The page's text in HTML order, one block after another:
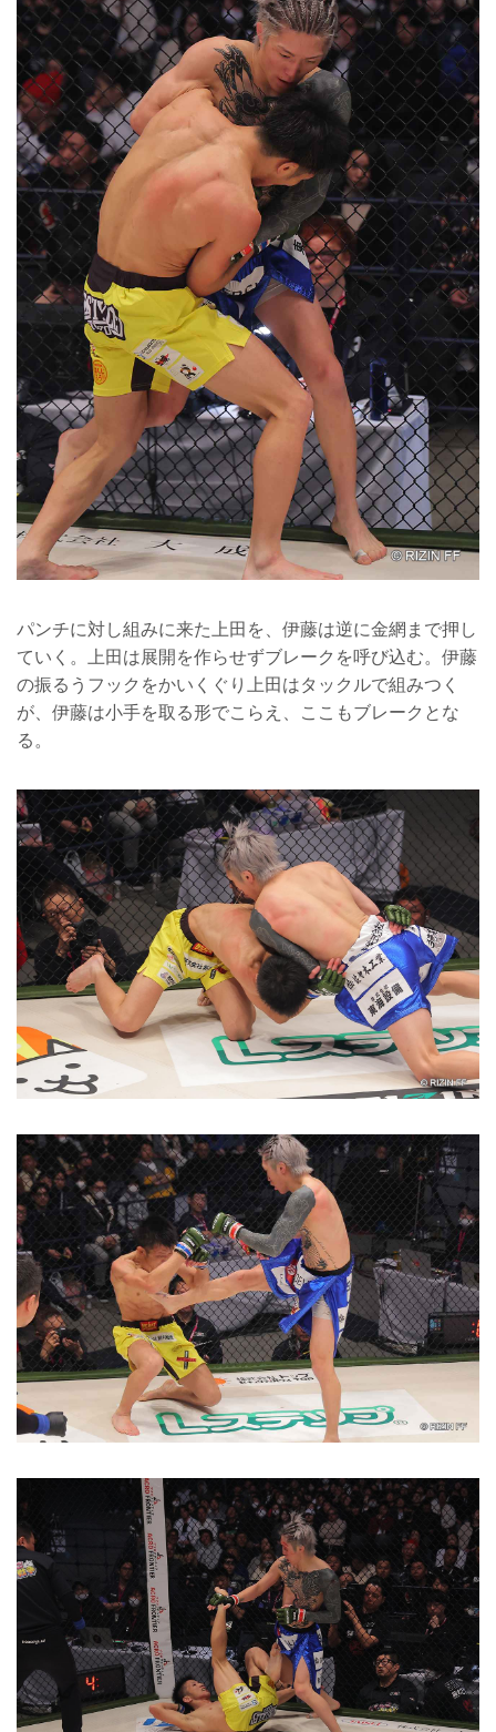
パンチに対し組みに来た上田を、伊藤は逆に金網まで押し
ていく。上田は展開を作らせずブレークを呼び込む。伊藤
の振るうフックをかいくぐり上田はタックルで組みつく
が、伊藤は小手を取る形でこらえ、ここもブレークとな
る。